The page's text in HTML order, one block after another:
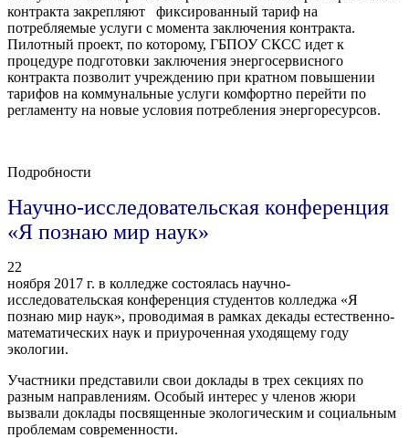
контракта закрепляют фиксированный тариф на
потребляемые услуги с момента заключения контракта.
Пилотный проект, по которому, ГБПОУ СКСС идет к
процедуре подготовки заключения энергосервисного
контракта позволит учреждению при кратном повышении
тарифов на коммунальные услуги комфортно перейти по
регламенту на новые условия потребления энергоресурсов.
Подробности
Научно-исследовательская конференция
«Я познаю мир наук»
22
ноября 2017 г. в колледже состоялась научно-
исследовательская конференция студентов колледжа «Я
познаю мир наук», проводимая в рамках декады естественно-
математических наук и приуроченная уходящему году
экологии.
Участники представили свои доклады в трех секциях по
разным направлениям. Особый интерес у членов жюри
вызвали доклады посвященные экологическим и социальным
проблемам современности.